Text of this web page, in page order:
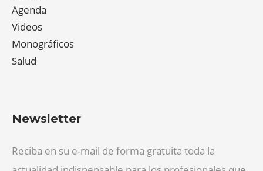
Agenda
Videos
Monográficos
Salud
Newsletter
Reciba en su e-mail de forma gratuita toda la